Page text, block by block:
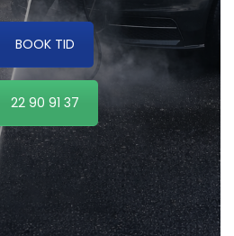
BOOK TID
22 90 91 37